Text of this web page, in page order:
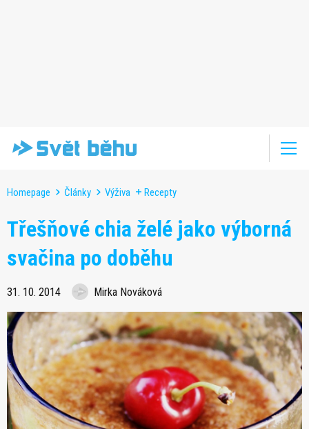
Homepage Články Výživa Recepty
Třešňové chia želé jako výborná
svačina po doběhu
31. 10. 2014 Mirka Nováková